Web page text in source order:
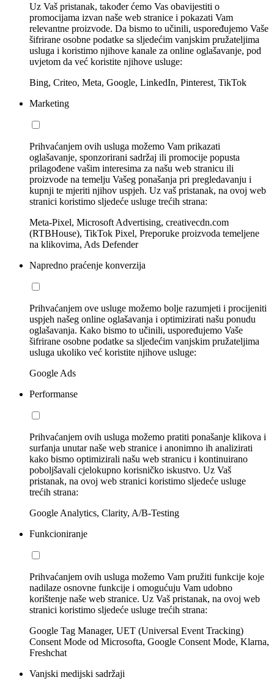
Uz Vaš pristanak, također ćemo Vas obavijestiti o
promocijama izvan naše web stranice i pokazati Vam
relevantne proizvode. Da bismo to učinili, uspoređujemo Vaše
šifrirane osobne podatke sa sljedećim vanjskim pružateljima
usluga i koristimo njihove kanale za online oglašavanje, pod
uvjetom da već koristite njihove usluge:
Bing, Criteo, Meta, Google, LinkedIn, Pinterest, TikTok
Marketing
Prihvaćanjem ovih usluga možemo Vam prikazati
oglašavanje, sponzorirani sadržaj ili promocije popusta
prilagođene vašim interesima za našu web stranicu ili
proizvode na temelju Vašeg ponašanja pri pregledavanju i
kupnji te mjeriti njihov uspjeh. Uz vaš pristanak, na ovoj web
stranici koristimo sljedeće usluge trećih strana:
Meta-Pixel, Microsoft Advertising, creativecdn.com
(RTBHouse), TikTok Pixel, Preporuke proizvoda temeljene
na klikovima, Ads Defender
Napredno praćenje konverzija
Prihvaćanjem ove usluge možemo bolje razumjeti i procijeniti
uspjeh našeg online oglašavanja i optimizirati našu ponudu
oglašavanja. Kako bismo to učinili, uspoređujemo Vaše
šifrirane osobne podatke sa sljedećim vanjskim pružateljima
usluga ukoliko već koristite njihove usluge:
Google Ads
Performanse
Prihvaćanjem ovih usluga možemo pratiti ponašanje klikova i
surfanja unutar naše web stranice i anonimno ih analizirati
kako bismo optimizirali našu web stranicu i kontinuirano
poboljšavali cjelokupno korisničko iskustvo. Uz Vaš
pristanak, na ovoj web stranici koristimo sljedeće usluge
trećih strana:
Google Analytics, Clarity, A/B-Testing
Funkcioniranje
Prihvaćanjem ovih usluga možemo Vam pružiti funkcije koje
nadilaze osnovne funkcije i omogućuju Vam udobno
korištenje naše web stranice. Uz Vaš pristanak, na ovoj web
stranici koristimo sljedeće usluge trećih strana:
Google Tag Manager, UET (Universal Event Tracking)
Consent Mode od Microsofta, Google Consent Mode, Klarna,
Freshchat
Vanjski medijski sadržaji